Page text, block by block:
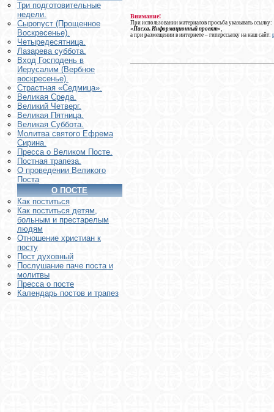
Три подготовительные
недели.
Сыропуст (Прощенное
Воскресенье).
Четыредесятница.
Лазарева суббота.
Вход Господень в
Иерусалим (Вербное
воскресенье).
Страстная «Седмица».
Великая Среда.
Великий Четверг.
Великая Пятница.
Великая Суббота.
Молитва святого Ефрема
Сирина.
Пресса о Великом Посте.
Постная трапеза.
О проведении Великого
Поста
О ПОСТЕ
Как поститься
Как поститься детям,
больным и престарелым
людям
Отношение христиан к
посту
Пост духовный
Послушание паче поста и
молитвы
Пресса о посте
Календарь постов и трапез
Внимание!
При использовании материалов просьба указывать ссылку:
«Пасха. Информационный проект»
а при размещении в интернете – гиперссылку на наш сайт: